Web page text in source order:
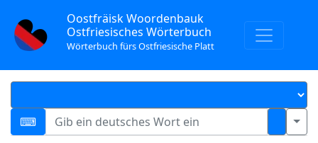
Oostfräisk Woordenbauk
Ostfriesisches Wörterbuch
Wörterbuch fürs Ostfriesische Platt